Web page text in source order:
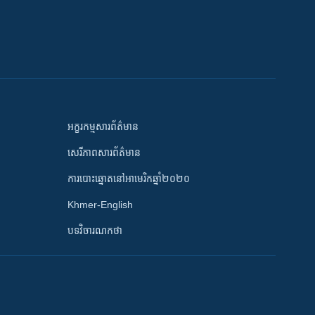
អក្ខរកម្មសារព័ត៌មាន
សេរីភាពសារព័ត៌មាន
ការបោះឆ្នោតនៅអាមេរិកឆ្នាំ២០២០
Khmer-English
បទវិចារណកថា